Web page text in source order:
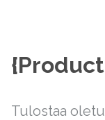
Tulostaa